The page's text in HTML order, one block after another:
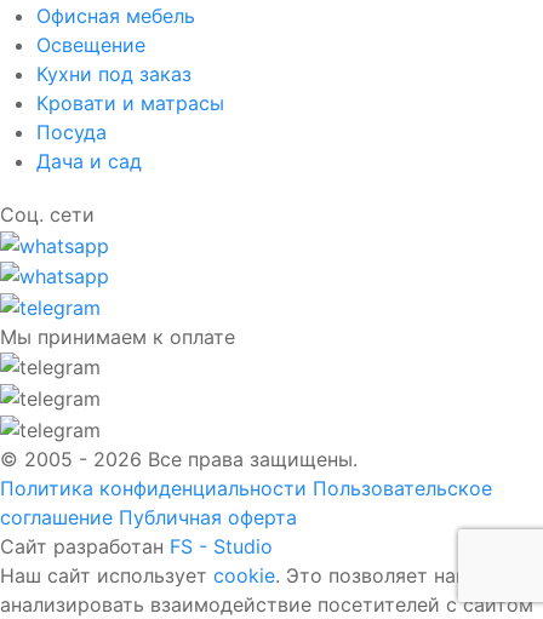
Офисная мебель
Освещение
Кухни под заказ
Кровати и матрасы
Посуда
Дача и сад
Соц. сети
Мы принимаем к оплате
© 2005 - 2026 Все права защищены.
Политика конфиденциальности Пользовательское
соглашение Публичная оферта
Сайт разработан FS - Studio
Наш сайт использует cookie. Это позволяет нам
анализировать взаимодействие посетителей с сайтом